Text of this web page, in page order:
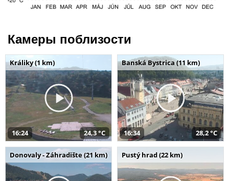
Камеры поблизости
Králiky (1 km)
16:24 24,3 °C
Banská Bystrica (11 km)
16:34 28,2 °C
Donovaly - Záhradište (21 km) Pustý hrad (22 km)